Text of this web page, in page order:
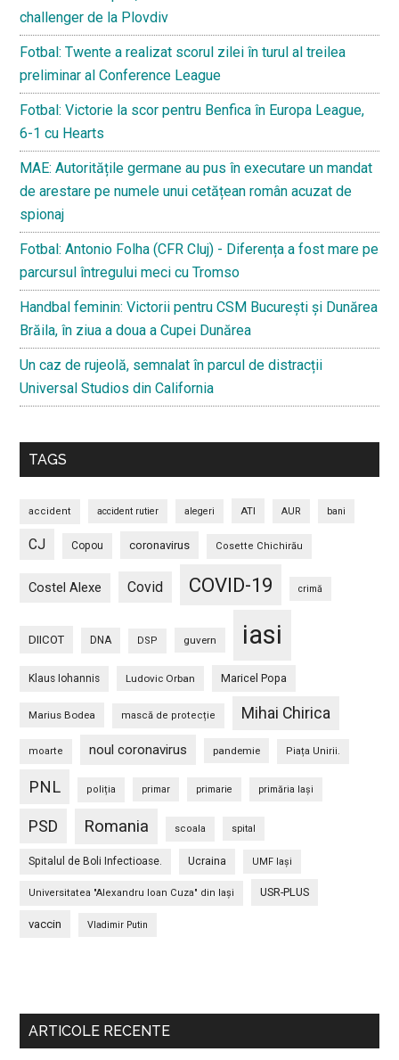
challenger de la Plovdiv
Fotbal: Twente a realizat scorul zilei în turul al treilea
preliminar al Conference League
Fotbal: Victorie la scor pentru Benfica în Europa League,
6-1 cu Hearts
MAE: Autoritățile germane au pus în executare un mandat
de arestare pe numele unui cetățean român acuzat de
spionaj
Fotbal: Antonio Folha (CFR Cluj) - Diferența a fost mare pe
parcursul întregului meci cu Tromso
Handbal feminin: Victorii pentru CSM București și Dunărea
Brăila, în ziua a doua a Cupei Dunărea
Un caz de rujeolă, semnalat în parcul de distracții
Universal Studios din California
TAGS
accident accident rutier alegeri ATI AUR bani
CJ Copou coronavirus Cosette Chichirău
Costel Alexe Covid COVID-19 crimă
DIICOT DNA DSP guvern iasi
Klaus Iohannis Ludovic Orban Maricel Popa
Marius Bodea mască de protecție Mihai Chirica
moarte noul coronavirus pandemie Piața Unirii.
PNL poliția primar primarie primăria Iași
PSD Romania scoala spital
Spitalul de Boli Infectioase. Ucraina UMF Iași
Universitatea "Alexandru Ioan Cuza" din Iaşi USR-PLUS
vaccin Vladimir Putin
secundara
ARTICOLE RECENTE